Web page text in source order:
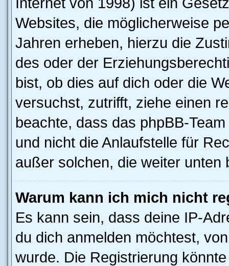
Websites, die möglicherweise
Jahren erheben, hierzu die
des oder der
bist, ob dies auf dich oder die
versuchst, zutrifft, ziehe einen
beachte, dass das phpBB-
und nicht die Anlaufstelle für
außer solchen, die weiter unten
Warum kann ich mich nicht
Es kann sein, dass deine IP-
du dich anmelden möchtest,
wurde. Die Registrierung